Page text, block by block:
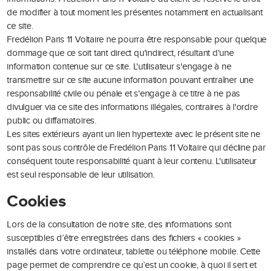
de modifier à tout moment les présentes notamment en actualisant
ce site.
Fredélion Paris 11 Voltaire ne pourra être responsable pour quelque
dommage que ce soit tant direct qu'indirect, résultant d'une
information contenue sur ce site. L'utilisateur s'engage à ne
transmettre sur ce site aucune information pouvant entraîner une
responsabilité civile ou pénale et s'engage à ce titre à ne pas
divulguer via ce site des informations illégales, contraires à l'ordre
public ou diffamatoires.
Les sites extérieurs ayant un lien hypertexte avec le présent site ne
sont pas sous contrôle de Fredélion Paris 11 Voltaire qui décline par
conséquent toute responsabilité quant à leur contenu. L'utilisateur
est seul responsable de leur utilisation.
Cookies
Lors de la consultation de notre site, des informations sont
susceptibles d’être enregistrées dans des fichiers « cookies »
installés dans votre ordinateur, tablette ou téléphone mobile. Cette
page permet de comprendre ce qu’est un cookie, à quoi il sert et